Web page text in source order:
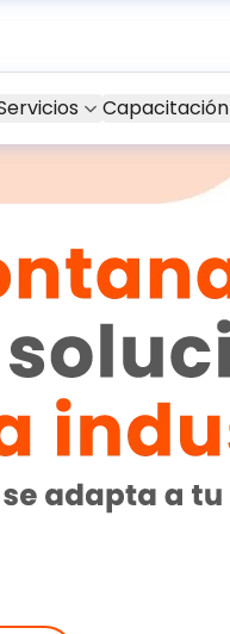
Capacitación